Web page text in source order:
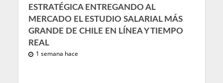
ESTRATÉGICA ENTREGANDO AL
MERCADO EL ESTUDIO SALARIAL MÁS
GRANDE DE CHILE EN LÍNEA Y TIEMPO
REAL
1 semana hace